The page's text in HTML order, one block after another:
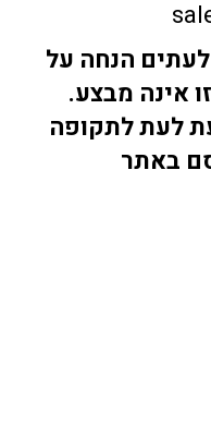
הנחה על
אינה מבצע.
לעת לתקופה
באתר